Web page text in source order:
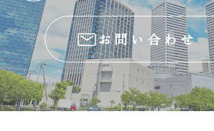
お問い合わせ